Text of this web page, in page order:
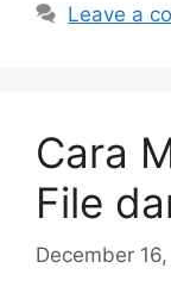
Leave a
Cara
File
December 16,